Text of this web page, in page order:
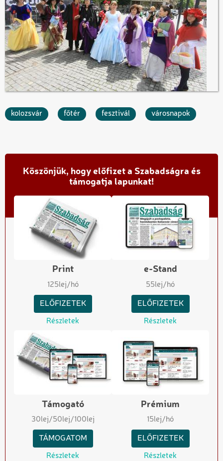
kolozsvár főtér fesztivál városnapok
Köszönjük, hogy előfizet a Szabadságra és
támogatja lapunkat!
Print
125lej/hó
ELŐFIZETEK
Részletek
e-Stand
55lej/hó
ELŐFIZETEK
Részletek
Támogató
30lej/50lej/100lej
TÁMOGATOM
Részletek
Prémium
15lej/hó
ELŐFIZETEK
Részletek